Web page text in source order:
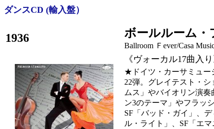
ダンスCD (輸入盤）
1936 ボールルーム・
Ballroom Ｆever/Casa
《ヴォーカル17曲入り
★ドイツ・カーサミュー
22弾。グレイテスト・
ムス」やバイオリン演
ン3のテーマ」やフラッ
SF「バッド・ガイ」、
ル・ライト」、SF「エ